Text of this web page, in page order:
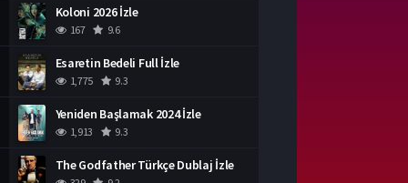
Koloni 2026 İzle
167 9.6
Esaretin Bedeli Full İzle
1,775 9.3
Yeniden Başlamak 2024 İzle
1,913 9.3
The Godfather Türkçe Dublaj İzle